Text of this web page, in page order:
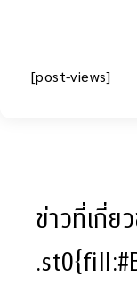
[post-views]
ข่าวที่เกี่ย